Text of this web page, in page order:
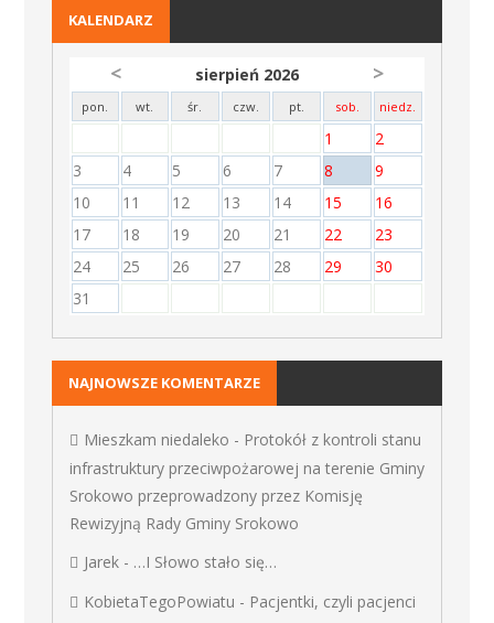
KALENDARZ
< sierpień 2026 >
pon. wt. śr. czw. pt. sob. niedz.
1
2
3
4 5 6 7 8
9
10
11 12 13 14 15
16
17
18 19 20 21 22
23
24
25 26 27 28 29
30
31
NAJNOWSZE KOMENTARZE
Mieszkam niedaleko - Protokół z kontroli stanu
infrastruktury przeciwpożarowej na terenie Gminy
Srokowo przeprowadzony przez Komisję
Rewizyjną Rady Gminy Srokowo
Jarek- …I Słowo stało się…
KobietaTegoPowiatu - Pacjentki, czyli pacjenci